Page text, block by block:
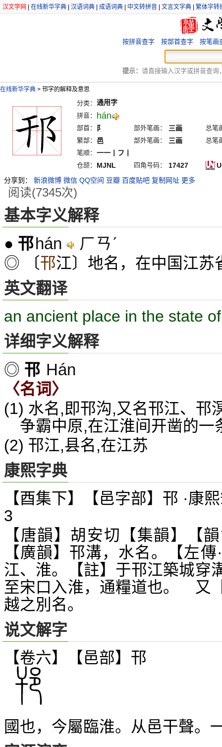
汉文学网 在线新华字典 汉语词典 成语词典 中文转拼音 文言文字典 繁体字转
按拼音查字 按部首查字 按笔画
提示： 请直接输入汉字或拼音查询
在线新华字典 > 邗字的解释及意思
分类： 通用字
拼音： hán
部首： 阝 部外笔画： 三画
总笔
繁部：
邑 部外笔画： 三画
总笔
笔顺： 一一丨フ丨
仓颉： MJNL 四角号码： 17427
分享到：
新浪微博 微信 QQ空间 豆瓣 百度贴吧 复制网址 更多
阅读(7345次)
基本字义解释
● 邗hán ㄏㄢˊ
◎ 〔邗江〕地名，在中国江苏
英文翻译
an ancient place in the state
详细字义解释
◎ 邗 Hán
〈名词〉
(1) 水名,即邗沟,又名邗江、邗
争霸中原,在江淮间开凿的一
(2) 邗江,县名,在江苏
康熙字典
【酉集下】【邑字部】邗 ·康
3
【唐韻】胡安切【集韻】【
【廣韻】邗溝，水名。【左
江、淮。【註】于邗江築城穿
至宋口入淮，通糧道也。 又
越之別名。
说文解字
【卷六】【邑部】 邗
國也，今屬臨淮。从邑干聲。